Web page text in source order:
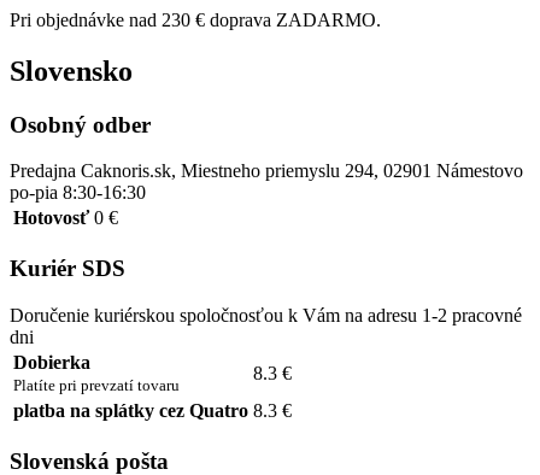
Pri objednávke nad 230 € doprava ZADARMO.
Slovensko
Osobný odber
Predajna Caknoris.sk, Miestneho priemyslu 294, 02901 Námestovo
po-pia 8:30-16:30
Hotovosť 0 €
Kuriér SDS
Doručenie kuriérskou spoločnosťou k Vám na adresu 1-2 pracovné
dni
Dobierka
Platíte pri prevzatí tovaru
8.3 €
platba na splátky cez Quatro 8.3 €
Slovenská pošta